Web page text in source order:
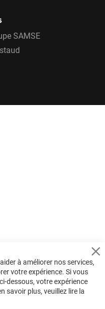
ABS) avec des
: Manchons,
du Ø 25, Ø 32 et Ø50.
multi matériaux :
Caractéristiques
Durabilité : testé
SAMSE
à améliorer nos services,
votre expérience. Si vous
dessous, votre expérience
savoir plus, veuillez lire la